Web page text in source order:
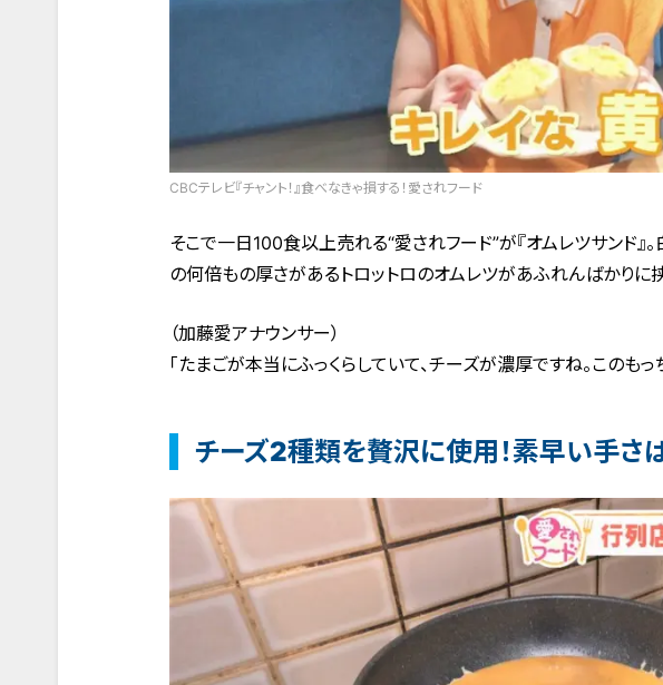
CBCテレビ『チャント！』食べなきゃ損する！愛されフード
そこで一日100食以上売れる“愛されフード”が『オムレツサンド』
の何倍もの厚さがあるトロットロのオムレツがあふれんばかりに
（加藤愛アナウンサー）
「たまごが本当にふっくらしていて、チーズが濃厚ですね。このも
チーズ2種類を贅沢に使用！素早い手さ